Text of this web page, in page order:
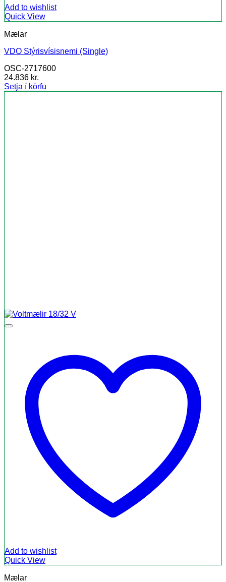
Add to wishlist
Quick View
Mælar
VDO Stýrisvísisnemi (Single)
OSC-2717600
24.836 kr.
Setja í körfu
Add to wishlist
Quick View
Mælar